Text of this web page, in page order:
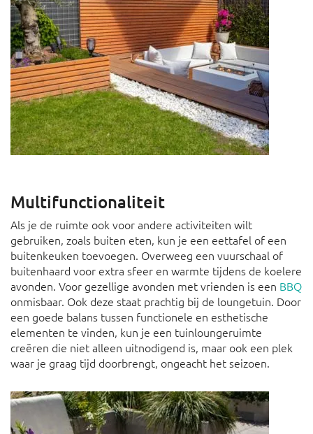
Multifunctionaliteit
Als je de ruimte ook voor andere activiteiten wilt
gebruiken, zoals buiten eten, kun je een eettafel of een
buitenkeuken toevoegen. Overweeg een vuurschaal of
buitenhaard voor extra sfeer en warmte tijdens de koelere
avonden. Voor gezellige avonden met vrienden is een BBQ
onmisbaar. Ook deze staat prachtig bij de loungetuin. Door
een goede balans tussen functionele en esthetische
elementen te vinden, kun je een tuinloungeruimte
creëren die niet alleen uitnodigend is, maar ook een plek
waar je graag tijd doorbrengt, ongeacht het seizoen.